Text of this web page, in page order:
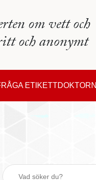
om vett och
och anonymt
ETIKETTDOKTORN